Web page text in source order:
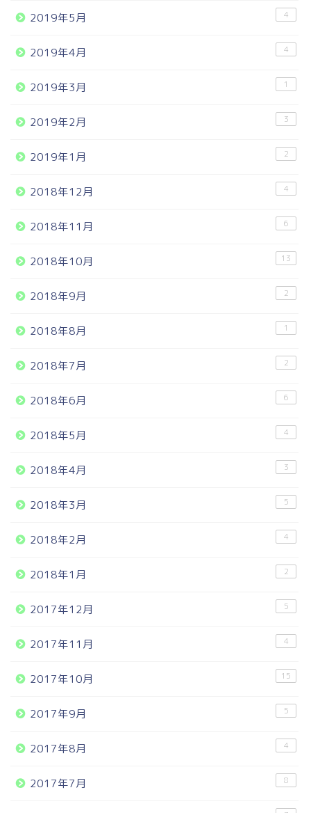
2019年5月 4
2019年4月 4
2019年3月 1
2019年2月 3
2019年1月 2
2018年12月 4
2018年11月 6
2018年10月 13
2018年9月 2
2018年8月 1
2018年7月 2
2018年6月 6
2018年5月 4
2018年4月 3
2018年3月 5
2018年2月 4
2018年1月 2
2017年12月 5
2017年11月 4
2017年10月 15
2017年9月 5
2017年8月 4
2017年7月 8